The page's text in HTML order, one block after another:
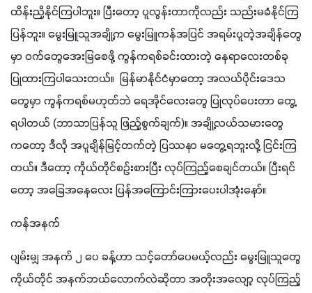
ထိန်းညှိနိုင်ကြပါဘူး။ ပြီးတော့ ပူလွန်းတာကိုလည်း သည်းမခံနိုင်ကြ
ပြန်ဘူး။ မွေးမြူသူအချို့က မွေးမြူကန်အပြင် အရမ်းပူတဲ့အချိန်တွေ
မှာ ဝက်တွေအေးမြစေဖို့ ကွန်ကရစ်ခင်းထားတဲ့ နေရာလေးတစ်ခု
ပြုထားကြပါသေးတယ်။  မြန်မာနိုင်ငံမှာတော့ အလယ်ပိုင်းဒေသ
တွေမှာ ကွန်ကရစ်မဟုတ်ဘဲ ရေအိုင်လေးတွေ ပြုလုပ်ပေးတာ တွေ့
ရပါတယ် (ဘာသာပြန်သူ ဖြည့်စွက်ချက်)။ အချို့လယ်သမားတွေ
ကတော့ ဒီလို အပူချိန်မြင့်တက်တဲ့ ပြဿနာ မတွေ့ရဘူးလို့ ငြင်းကြ
တယ်။ ဒီတော့ ကိုယ်တိုင်စဉ်းစားပြီး လုပ်ကြည့်စေချင်တယ်။ ပြီးရင်
တော့ အခြေအနေလေး ပြန်အကြောင်းကြားပေးပါအုံးနော်။
ကန်အနက်
ပျမ်းမျှ အနက် ၂ ပေ ခန့်ဟာ သင့်တော်ပေမယ့်လည်း မွေးမြူသူတွေ
ကိုယ်တိုင် အနက်ဘယ်လောက်လဲဆိုတာ အတိုးအလျော့ လုပ်ကြည့်